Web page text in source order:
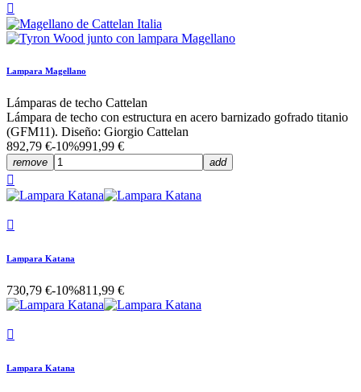

Lampara Magellano
Lámparas de techo Cattelan
Lámpara de techo con estructura en acero barnizado gofrado titanio
(GFM11). Diseño: Giorgio Cattelan
892,79 €-10%991,99 €
remove add


Lampara Katana
730,79 €-10%811,99 €

Lampara Katana